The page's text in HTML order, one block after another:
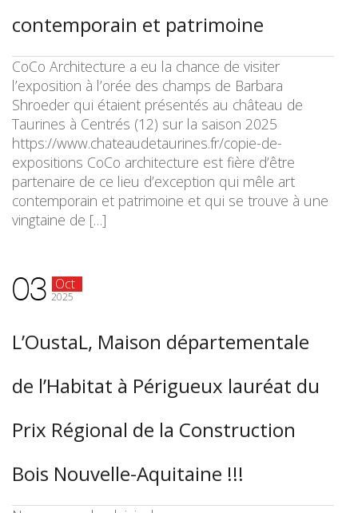
contemporain et patrimoine
CoCo Architecture a eu la chance de visiter
l’exposition à l’orée des champs de Barbara
Shroeder qui étaient présentés au château de
Taurines à Centrés (12) sur la saison 2025
https://www.chateaudetaurines.fr/copie-de-
expositions CoCo architecture est fière d’être
partenaire de ce lieu d’exception qui mêle art
contemporain et patrimoine et qui se trouve à une
vingtaine de […]
03 Oct
2025
L’OustaL, Maison départementale
de l’Habitat à Périgueux lauréat du
Prix Régional de la Construction
Bois Nouvelle-Aquitaine !!!